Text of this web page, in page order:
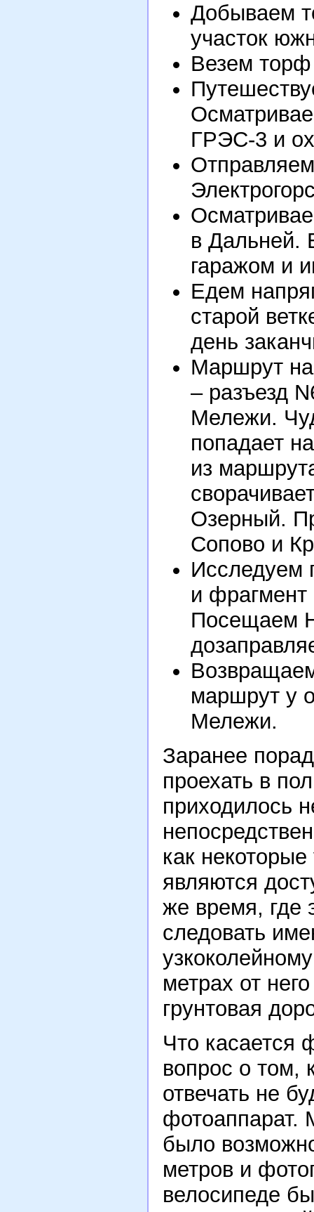
Добываем
участок
Везем торф
ГРЭС-3 и
в Дальней.
гаражом и
Едем
старой
день
Маршрут на
– разъезд
Мележи.
попадает
из
Озерный.
Сопово и
Исследуем
и фрагмент
Посещаем
маршрут у
Мележи.
Заранее
проехать в
приходилось
как
являются
же время, где
следовать
метрах от
грунтовая
Что касается
вопрос о том,
отвечать не
было
метров и
велосипеде